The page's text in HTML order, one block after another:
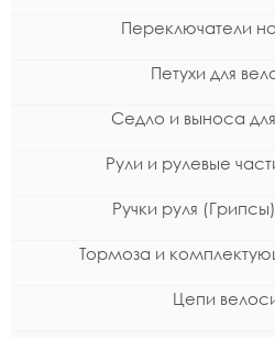
Переключатели
Петухи для
Седло и выноса
Рули и рулевые
Ручки руля
Тормоза и
Цепи